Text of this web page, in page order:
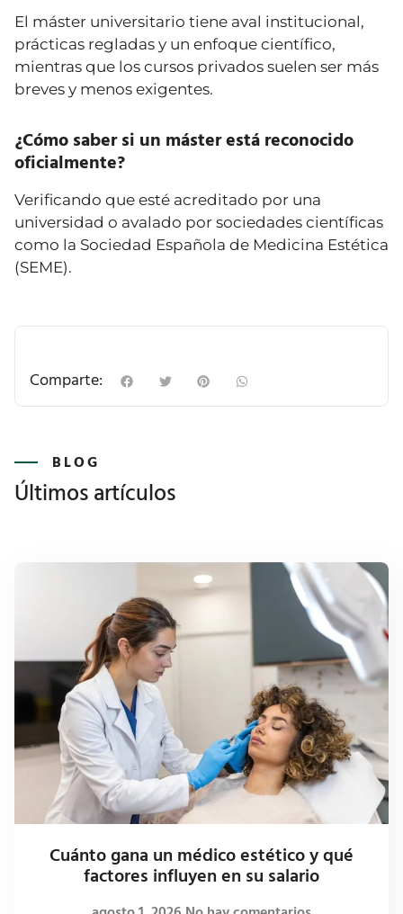
El máster universitario tiene aval institucional,
prácticas regladas y un enfoque científico,
mientras que los cursos privados suelen ser más
breves y menos exigentes.
¿Cómo saber si un máster está reconocido
oficialmente?
Verificando que esté acreditado por una
universidad o avalado por sociedades científicas
como la Sociedad Española de Medicina Estética
(SEME).
Comparte:
BLOG
Últimos artículos
Cuánto gana un médico estético y qué
factores influyen en su salario